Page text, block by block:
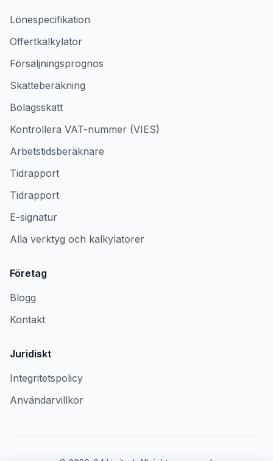
Lönespecifikation
Offertkalkylator
Försäljningsprognos
Skatteberäkning
Bolagsskatt
Kontrollera VAT-nummer (VIES)
Arbetstidsberäknare
Tidrapport
Tidrapport
E-signatur
Alla verktyg och kalkylatorer
Företag
Blogg
Kontakt
Juridiskt
Integritetspolicy
Användarvillkor